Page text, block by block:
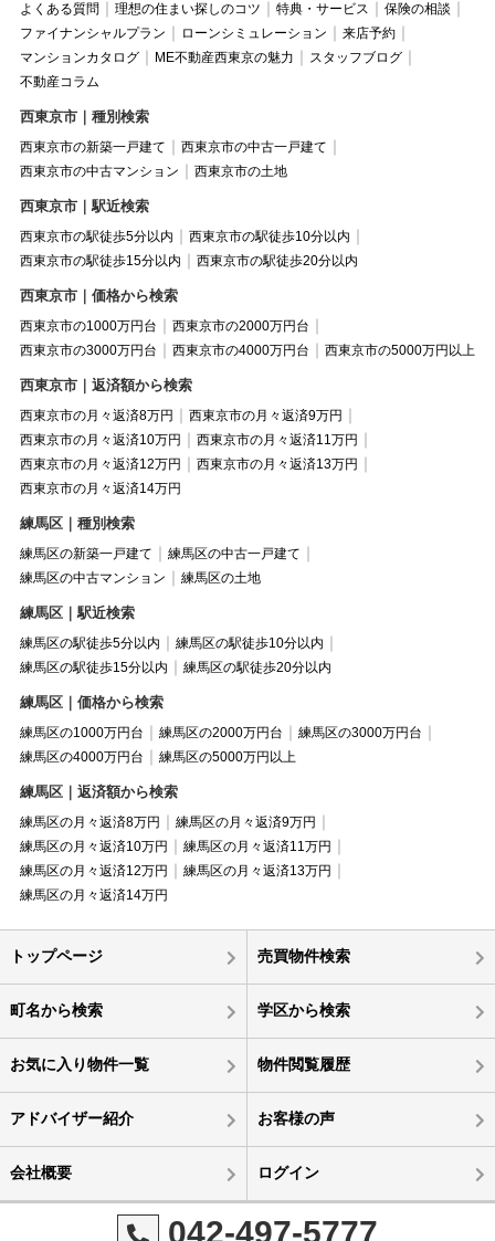
よくある質問 理想の住まい探しのコツ 特典・サービス
保険の相談
ファイナンシャルプラン
ローンシミュレーション
来店予約
マンションカタログ
ME不動産西東京の魅力
スタッフブログ
不動産コラム
西東京市｜種別検索
西東京市の新築一戸建て
西東京市の中古一戸建て
西東京市の中古マンション
西東京市の土地
西東京市｜駅近検索
西東京市の駅徒歩5分以内
西東京市の駅徒歩10分以内
西東京市の駅徒歩15分以内
西東京市の駅徒歩20分以内
西東京市｜価格から検索
西東京市の1000万円台
西東京市の2000万円台
西東京市の3000万円台
西東京市の4000万円台 西東京市の5000万円以上
西東京市｜返済額から検索
西東京市の月々返済8万円
西東京市の月々返済9万円
西東京市の月々返済10万円
西東京市の月々返済11万円
西東京市の月々返済12万円
西東京市の月々返済13万円
西東京市の月々返済14万円
練馬区｜種別検索
練馬区の新築一戸建て
練馬区の中古一戸建て
練馬区の中古マンション
練馬区の土地
練馬区｜駅近検索
練馬区の駅徒歩5分以内
練馬区の駅徒歩10分以内
練馬区の駅徒歩15分以内
練馬区の駅徒歩20分以内
練馬区｜価格から検索
練馬区の1000万円台 練馬区の2000万円台
練馬区の3000万円台
練馬区の4000万円台
練馬区の5000万円以上
練馬区｜返済額から検索
練馬区の月々返済8万円
練馬区の月々返済9万円
練馬区の月々返済10万円
練馬区の月々返済11万円
練馬区の月々返済12万円
練馬区の月々返済13万円
練馬区の月々返済14万円
トップページ 売買物件検索
町名から検索 学区から検索
お気に入り物件一覧 物件閲覧履歴
アドバイザー紹介 お客様の声
会社概要 ログイン
042-497-5777